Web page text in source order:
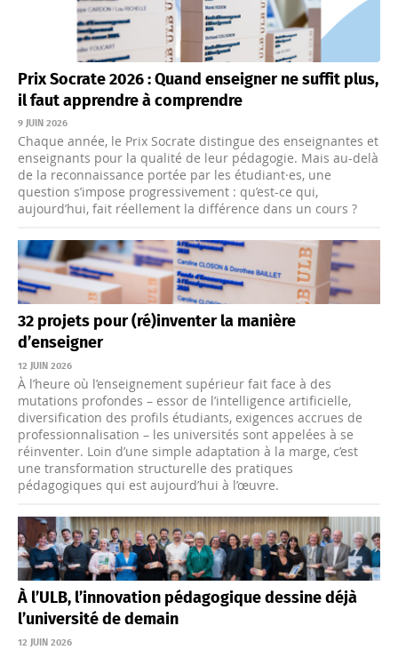
Prix Socrate 2026 : Quand enseigner ne suffit plus,
il faut apprendre à comprendre
9 JUIN 2026
Chaque année, le Prix Socrate distingue des enseignantes et
enseignants pour la qualité de leur pédagogie. Mais au-delà
de la reconnaissance portée par les étudiant·es, une
question s’impose progressivement : qu’est-ce qui,
aujourd’hui, fait réellement la différence dans un cours ?
32 projets pour (ré)inventer la manière
d’enseigner
12 JUIN 2026
À l’heure où l’enseignement supérieur fait face à des
mutations profondes – essor de l’intelligence artificielle,
diversification des profils étudiants, exigences accrues de
professionnalisation – les universités sont appelées à se
réinventer. Loin d’une simple adaptation à la marge, c’est
une transformation structurelle des pratiques
pédagogiques qui est aujourd’hui à l’œuvre.
À l’ULB, l’innovation pédagogique dessine déjà
l’université de demain
12 JUIN 2026